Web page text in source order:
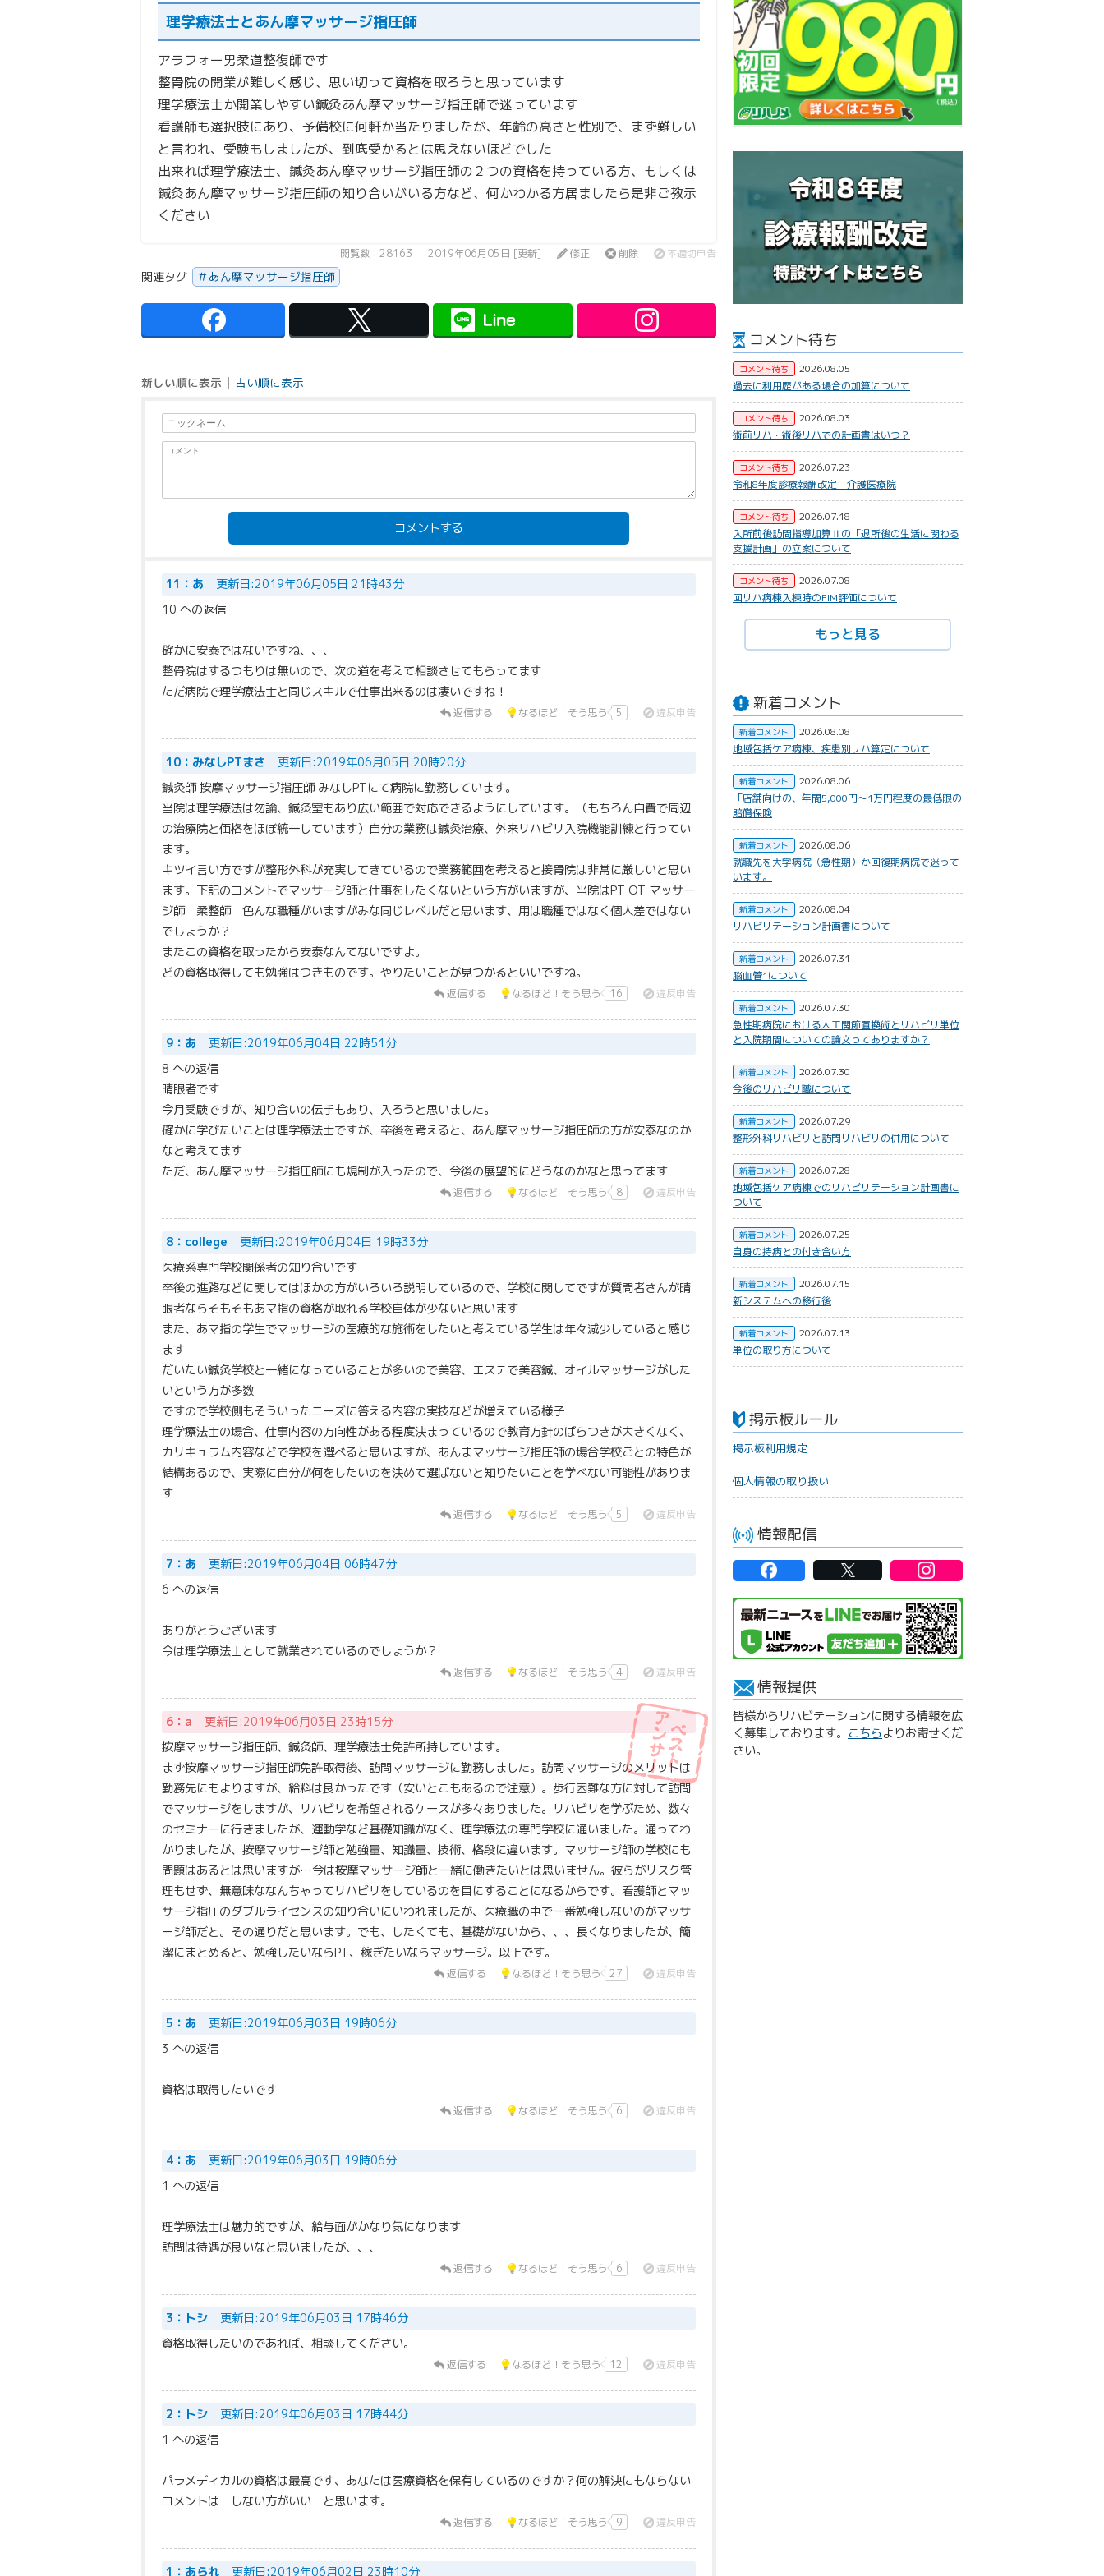
理学療法士とあん摩マッサージ指圧師
アラフォー男柔道整復師です
整骨院の開業が難しく感じ、思い切って資格を取ろうと思っています
理学療法士か開業しやすい鍼灸あん摩マッサージ指圧師で迷っています
看護師も選択肢にあり、予備校に何軒か当たりましたが、年齢の高さと性別で、まず難しい
と言われ、受験もしましたが、到底受かるとは思えないほどでした
出来れば理学療法士、鍼灸あん摩マッサージ指圧師の２つの資格を持っている方、もしくは
鍼灸あん摩マッサージ指圧師の知り合いがいる方など、何かわかる方居ましたら是非ご教示
ください
閲覧数：28163 2019年06月05日 [更新] 修正 削除 不適切申告
関連タグ あん摩マッサージ指圧師
新しい順に表示 古い順に表示
コメントする
11：あ
更新日:2019年06月05日 21時43分
10 への返信
確かに安泰ではないですね、、、
整骨院はするつもりは無いので、次の道を考えて相談させてもらってます
ただ病院で理学療法士と同じスキルで仕事出来るのは凄いですね！
返信する なるほど！そう思う 5 違反申告
10：みなしPTまさ
更新日:2019年06月05日 20時20分
鍼灸師 按摩マッサージ指圧師 みなしPTにて病院に勤務しています。
当院は理学療法は勿論、鍼灸室もあり広い範囲で対応できるようにしています。（もちろん自費で周辺
の治療院と価格をほぼ統一しています）自分の業務は鍼灸治療、外来リハビリ入院機能訓練と行ってい
ます。
キツイ言い方ですが整形外科が充実してきているので業務範囲を考えると接骨院は非常に厳しいと思い
ます。下記のコメントでマッサージ師と仕事をしたくないという方がいますが、当院はPT OT マッサー
ジ師 柔整師 色んな職種がいますがみな同じレベルだと思います、用は職種ではなく個人差ではない
でしょうか？
またこの資格を取ったから安泰なんてないですよ。
どの資格取得しても勉強はつきものです。やりたいことが見つかるといいですね。
返信する なるほど！そう思う 16 違反申告
9：あ
更新日:2019年06月04日 22時51分
8 への返信
晴眼者です
今月受験ですが、知り合いの伝手もあり、入ろうと思いました。
確かに学びたいことは理学療法士ですが、卒後を考えると、あん摩マッサージ指圧師の方が安泰なのか
なと考えてます
ただ、あん摩マッサージ指圧師にも規制が入ったので、今後の展望的にどうなのかなと思ってます
返信する なるほど！そう思う 8 違反申告
8：college
更新日:2019年06月04日 19時33分
医療系専門学校関係者の知り合いです
卒後の進路などに関してはほかの方がいろいろ説明しているので、学校に関してですが質問者さんが晴
眼者ならそもそもあマ指の資格が取れる学校自体が少ないと思います
また、あマ指の学生でマッサージの医療的な施術をしたいと考えている学生は年々減少していると感じ
ます
だいたい鍼灸学校と一緒になっていることが多いので美容、エステで美容鍼、オイルマッサージがした
いという方が多数
ですので学校側もそういったニーズに答える内容の実技などが増えている様子
理学療法士の場合、仕事内容の方向性がある程度決まっているので教育方針のばらつきが大きくなく、
カリキュラム内容などで学校を選べると思いますが、あんまマッサージ指圧師の場合学校ごとの特色が
結構あるので、実際に自分が何をしたいのを決めて選ばないと知りたいことを学べない可能性がありま
す
返信する なるほど！そう思う 5 違反申告
7：あ
更新日:2019年06月04日 06時47分
6 への返信
ありがとうございます
今は理学療法士として就業されているのでしょうか？
返信する なるほど！そう思う 4 違反申告
6：a
更新日:2019年06月03日 23時15分
按摩マッサージ指圧師、鍼灸師、理学療法士免許所持しています。
まず按摩マッサージ指圧師免許取得後、訪問マッサージに勤務しました。訪問マッサージのメリットは
勤務先にもよりますが、給料は良かったです（安いとこもあるので注意）。歩行困難な方に対して訪問
でマッサージをしますが、リハビリを希望されるケースが多々ありました。リハビリを学ぶため、数々
のセミナーに行きましたが、運動学など基礎知識がなく、理学療法の専門学校に通いました。通ってわ
かりましたが、按摩マッサージ師と勉強量、知識量、技術、格段に違います。マッサージ師の学校にも
問題はあるとは思いますが…今は按摩マッサージ師と一緒に働きたいとは思いません。彼らがリスク管
理もせず、無意味ななんちゃってリハビリをしているのを目にすることになるからです。看護師とマッ
サージ指圧のダブルライセンスの知り合いにいわれましたが、医療職の中で一番勉強しないのがマッサ
ージ師だと。その通りだと思います。でも、したくても、基礎がないから、、、長くなりましたが、簡
潔にまとめると、勉強したいならPT、稼ぎたいならマッサージ。以上です。
返信する なるほど！そう思う 27 違反申告
5：あ
更新日:2019年06月03日 19時06分
3 への返信
資格は取得したいです
返信する なるほど！そう思う 6 違反申告
4：あ
更新日:2019年06月03日 19時06分
1 への返信
理学療法士は魅力的ですが、給与面がかなり気になります
訪問は待遇が良いなと思いましたが、、、
返信する なるほど！そう思う 6 違反申告
3：トシ
更新日:2019年06月03日 17時46分
資格取得したいのであれば、相談してください。
返信する なるほど！そう思う 12 違反申告
2：トシ
更新日:2019年06月03日 17時44分
1 への返信
パラメディカルの資格は最高です、あなたは医療資格を保有しているのですか？何の解決にもならない
コメントは しない方がいい と思います。
返信する なるほど！そう思う 9 違反申告
1：あられ 更新日:2019年06月02日 23時10分
コメント待ち
コメント待ち
2026.08.05
過去に利用歴がある場合の加算について
コメント待ち
2026.08.03
術前リハ・術後リハでの計画書はいつ？
コメント待ち
2026.07.23
令和8年度診療報酬改定 介護医療院
コメント待ち
2026.07.18
入所前後訪問指導加算Ⅱの「退所後の生活に関わる
支援計画」の立案について
コメント待ち
2026.07.08
回リハ病棟入棟時のFIM評価について
もっと見る
新着コメント
新着コメント
2026.08.08
地域包括ケア病棟、疾患別リハ算定について
新着コメント
2026.08.06
​「店舗向けの、年間5,000円〜1万円程度の最低限の
賠償保険
新着コメント
2026.08.06
就職先を大学病院（急性期）か回復期病院で迷って
います。
新着コメント
2026.08.04
リハビリテーション計画書について
新着コメント
2026.07.31
脳血管1について
新着コメント
2026.07.30
急性期病院における人工関節置換術とリハビリ単位
と入院期間についての論文ってありますか？
新着コメント
2026.07.30
今後のリハビリ職について
新着コメント
2026.07.29
整形外科リハビリと訪問リハビリの併用について
新着コメント
2026.07.28
地域包括ケア病棟でのリハビリテーション計画書に
ついて
新着コメント
2026.07.25
自身の持病との付き合い方
新着コメント
2026.07.15
新システムへの移行後
新着コメント
2026.07.13
単位の取り方について
掲示板ルール
掲示板利用規定
個人情報の取り扱い
情報配信
情報提供
皆様からリハビテーションに関する情報を広
く募集しております。 こちらよりお寄せくだ
さい。